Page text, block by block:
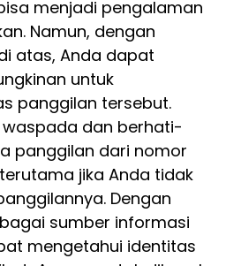
menjadi pengalaman
Namun, dengan
atas, Anda dapat
untuk
panggilan tersebut.
dan berhati-
panggilan dari nomor
jika Anda tidak
Dengan
sumber informasi
mengetahui identitas